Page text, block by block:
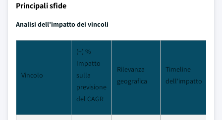
Principali sfide
Analisi dell'impatto dei vincoli
Vincolo
(~) %
Impatto
sulla
previsione
del CAGR
Rilevanza
geografica
Timeline
dell'impatto